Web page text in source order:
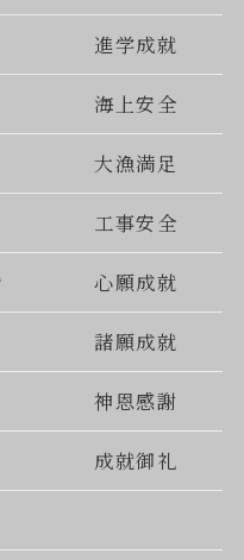
進学成就
海上安全
大漁満足
工事安全
心願成就
諸願成就
神恩感謝
成就御礼